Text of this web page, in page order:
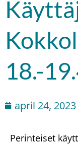
18.-
april 24, 2023
Perinteiset